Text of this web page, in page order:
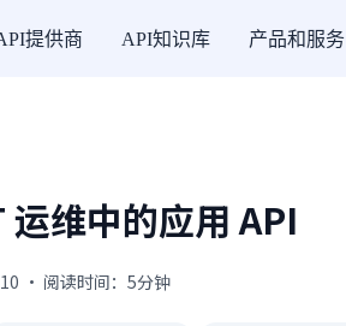
提供商 API知识库 产品和服务
维中的应用 API
· 阅读时间：5分钟